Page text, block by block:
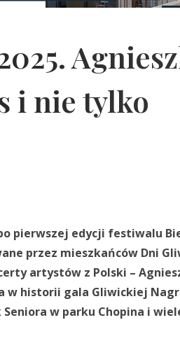
i nie tylko
po pierwszej edycji festiwalu
przez mieszkańców Dni
artystów z Polski –
w historii gala Gliwickiej
w parku Chopina i